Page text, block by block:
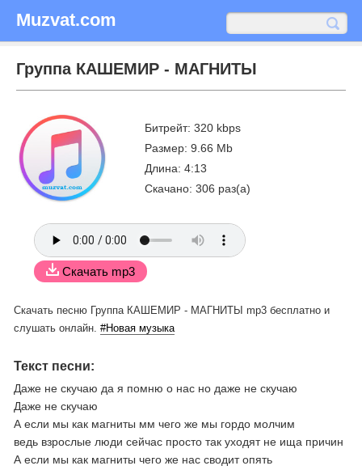
Muzvat.com
Группа КАШЕМИР - МАГНИТЫ
Битрейт: 320 kbps
Размер: 9.66 Mb
Длина: 4:13
Скачано: 306 раз(а)
Скачать mp3
Скачать песню Группа КАШЕМИР - МАГНИТЫ mp3 бесплатно и
слушать онлайн. #Новая музыка
Текст песни:
Даже не скучаю да я помню о нас но даже не скучаю
Даже не скучаю
А если мы как магниты мм чего же мы гордо молчим
ведь взрослые люди сейчас просто так уходят не ища причин
А если мы как магниты чего же нас сводит опять